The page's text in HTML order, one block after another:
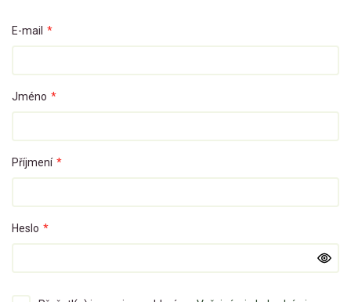
E-mail *
Jméno *
Příjmení *
Heslo *